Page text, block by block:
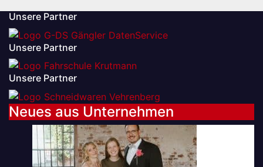
Unsere Partner
Unsere Partner
Unsere Partner
Neues aus Unternehmen